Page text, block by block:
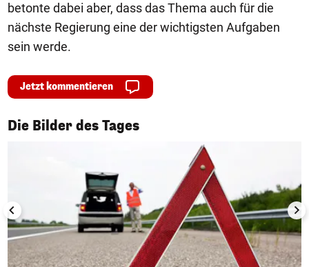
betonte dabei aber, dass das Thema auch für die
nächste Regierung eine der wichtigsten Aufgaben
sein werde.
Jetzt kommentieren
Die Bilder des Tages
1/50